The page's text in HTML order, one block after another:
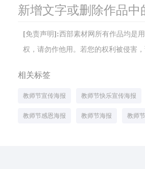
新增文字或删除作品
[免责声明]:西部素材网所有作品均是
权，请勿作他用。若您的权利被侵害
相关标签
教师节宣传海报 教师节快乐宣传海报
教师节感恩海报 教师节海报 教师